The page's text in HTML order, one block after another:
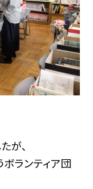
が、
ランティア団